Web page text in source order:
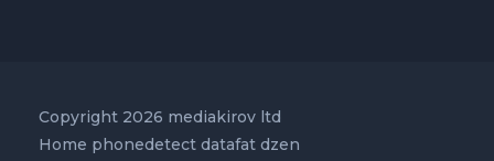
Copyright 2026 mediakirov ltd
Home phonedetect datafat dzen